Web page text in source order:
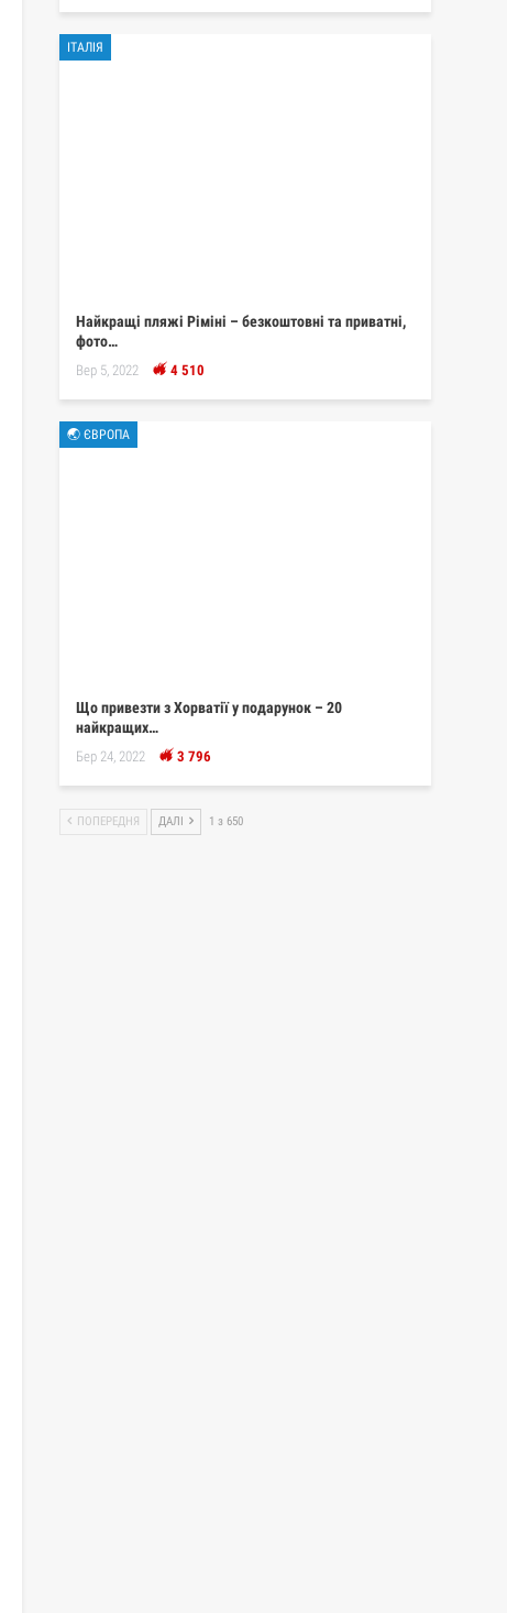
ІТАЛІЯ
Найкращі пляжі Ріміні – безкоштовні та приватні,
фото…
Вер 5, 2022 4 510
🌏 ЄВРОПА
Що привезти з Хорватії у подарунок – 20
найкращих…
Бер 24, 2022 3 796
ПОПЕРЕДНЯ ДАЛІ 1 з 650